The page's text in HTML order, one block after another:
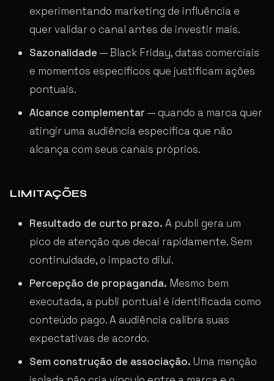
experimentando marketing de influência e
quer validar o canal antes de investir mais.
Sazonalidade — Black Friday, datas comerciais
e momentos específicos que justificam ações
pontuais.
Alcance complementar — quando a marca quer
atingir uma audiência específica que não
alcança com seus canais próprios.
LIMITAÇÕES
Resultado de curto prazo. A publi gera um
pico de atenção que decai rapidamente. Sem
continuidade, o impacto dilui.
Percepção de propaganda. Mesmo bem
executada, a publi pontual é identificada como
conteúdo pago. A audiência calibra suas
expectativas de acordo.
Sem construção de associação. Uma menção